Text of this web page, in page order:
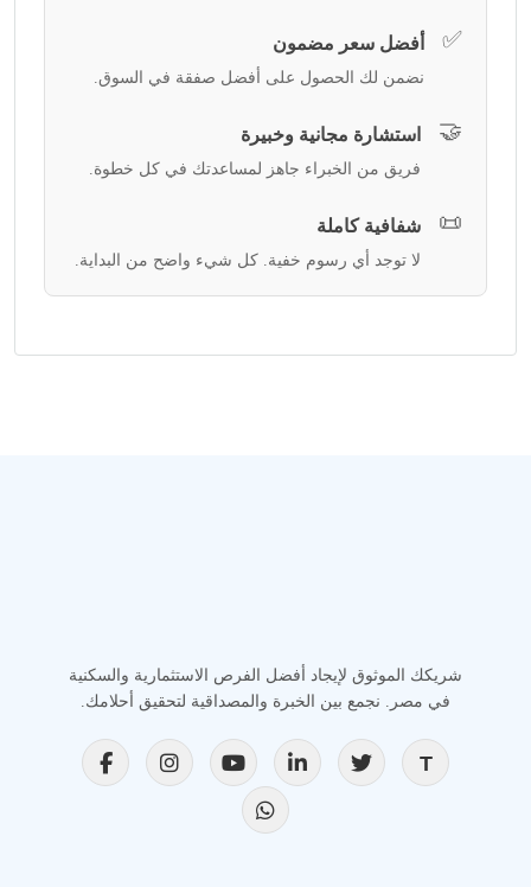
✅ أفضل سعر مضمون
نضمن لك الحصول على أفضل صفقة في السوق.
🤝 استشارة مجانية وخبيرة
فريق من الخبراء جاهز لمساعدتك في كل خطوة.
📜 شفافية كاملة
لا توجد أي رسوم خفية. كل شيء واضح من البداية.
شريكك الموثوق لإيجاد أفضل الفرص الاستثمارية والسكنية
في مصر. نجمع بين الخبرة والمصداقية لتحقيق أحلامك.